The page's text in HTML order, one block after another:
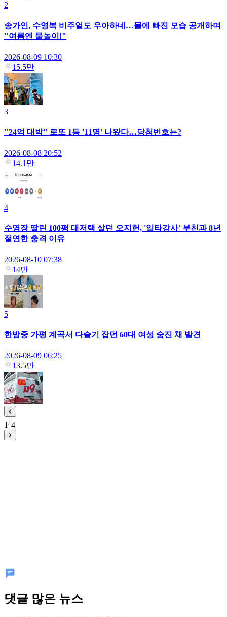
2
송가인, 수영복 비주얼도 우아하네…물에 빠진 모습 공개하며
"여름엔 물놀이!"
2026-08-09 10:30
15.5만
3
"24억 대박" 로또 1등 '11명' 나왔다…당첨번호는?
2026-08-08 20:52
14.1만
4
수영장 딸린 100평 대저택 살던 오지헌, '일타강사' 부친과 8년
절연한 충격 이유
2026-08-10 07:38
14만
5
한밤중 가평 계곡서 다슬기 잡던 60대 여성 숨진 채 발견
2026-08-09 06:25
13.5만
1 4
댓글 많은 뉴스